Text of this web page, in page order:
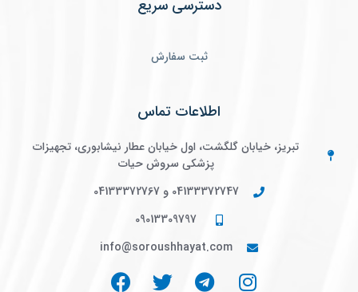
دسترسی سریع
ثبت سفارش
اطلاعات تماس
تبریز، خیابان گلگشت، اول خیابان عطار نیشابوری، تجهیزات
پزشکی سروش حیات
04133372747 و 04133372767
09013309797
info@soroushhayat.com